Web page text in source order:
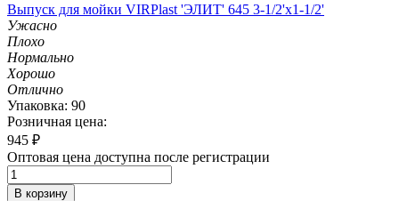
Выпуск для мойки VIRPlast 'ЭЛИТ' 645 3-1/2'х1-1/2'
Ужасно
Плохо
Нормально
Хорошо
Отлично
Упаковка: 90
Розничная цена:
945 ₽
Оптовая цена доступна после регистрации
В корзину